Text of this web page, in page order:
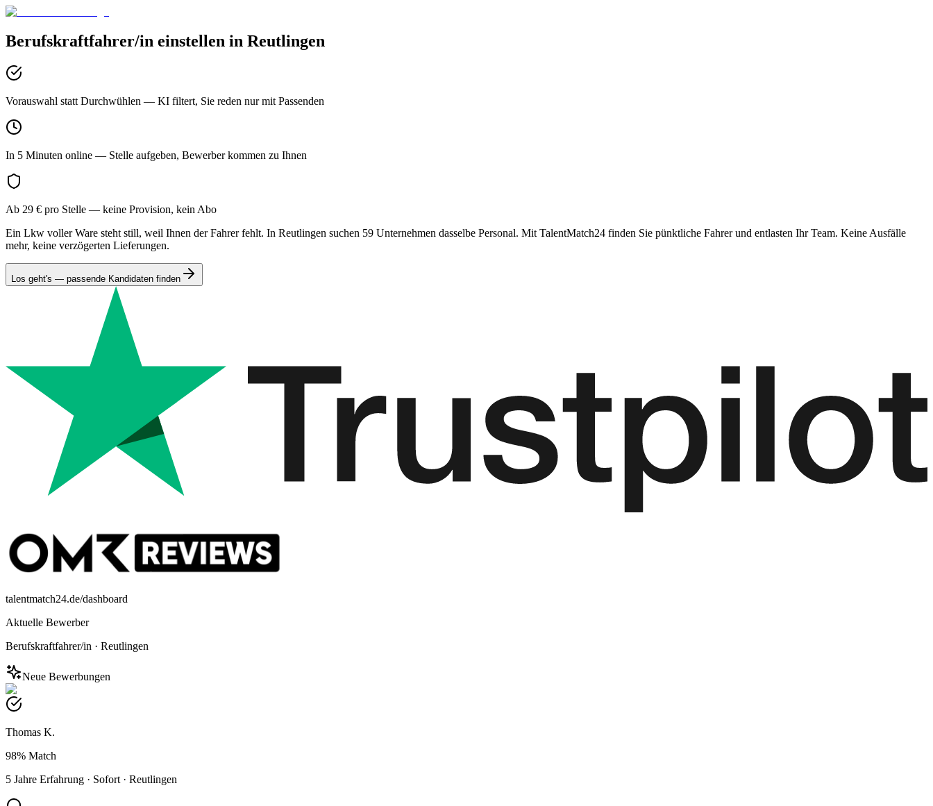
Berufskraftfahrer/in einstellen in Reutlingen
Vorauswahl statt Durchwühlen — KI filtert, Sie reden nur mit Passenden
In 5 Minuten online — Stelle aufgeben, Bewerber kommen zu Ihnen
Ab 29 € pro Stelle — keine Provision, kein Abo
Ein Lkw voller Ware steht still, weil Ihnen der Fahrer fehlt. In Reutlingen suchen 59 Unternehmen dasselbe Personal. Mit TalentMatch24 finden Sie pünktliche Fahrer und entlasten Ihr Team. Keine Ausfälle
mehr, keine verzögerten Lieferungen.
Los geht's — passende Kandidaten finden
talentmatch24.de/dashboard
Aktuelle Bewerber
Berufskraftfahrer/in · Reutlingen
Neue Bewerbungen
Thomas K.
98% Match
5 Jahre Erfahrung · Sofort · Reutlingen